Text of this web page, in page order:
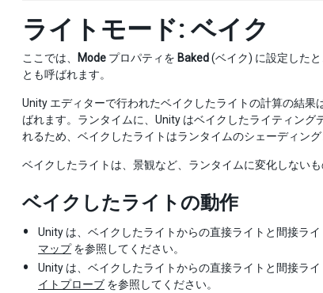
ライトモード: ベイク
ここでは、 Mode プロパティを Baked(ベイク) に設定した
とも呼ばれます。
Unity エディターで行われたベイクしたライトの計算の結
ばれます。ランタイムに、Unity はベイクしたライティン
れるため、ベイクしたライトはランタイムのシェーディン
ベイクしたライトは、景観など、ランタイムに変化しない
ベイクしたライトの動作
Unity は、ベイクしたライトからの直接ライトと間接ラ
マップを参照してください。
Unity は、ベイクしたライトからの直接ライトと間接ラ
イトプローブ を参照してください。